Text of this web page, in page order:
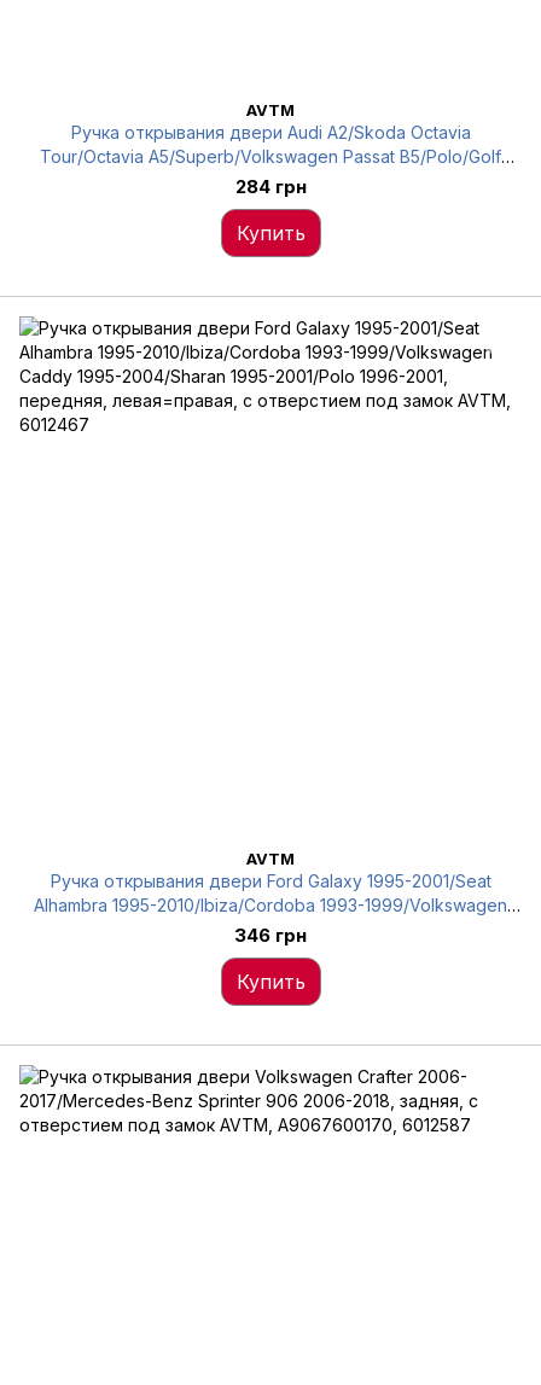
AVTM
Ручка открывания двери Audi A2/Skoda Octavia
Tour/Octavia A5/Superb/Volkswagen Passat B5/Polo/Golf
3/Vento AVTM, 3B0837207C, 6012407
284 грн
Купить
AVTM
Ручка открывания двери Ford Galaxy 1995-2001/Seat
Alhambra 1995-2010/Ibiza/Cordoba 1993-1999/Volkswagen
Caddy 1995-2004/Sharan 1995-2001/Polo 1996-2001,
передняя, левая=правая, с отверстием под замок AVTM,
6012467
346 грн
Купить